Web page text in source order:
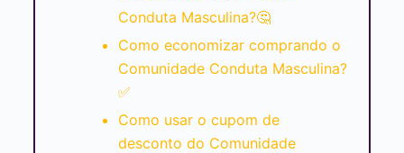
Conduta Masculina?🤔
Como economizar comprando o
Comunidade Conduta Masculina?
✅
Como usar o cupom de
desconto do Comunidade